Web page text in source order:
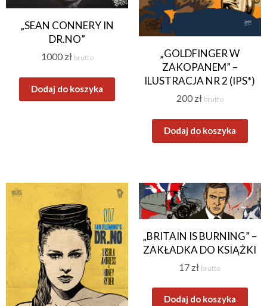
„SEAN CONNERY IN
DR.NO”
1000 zł brutto
Dodaj do koszyka
„GOLDFINGER W
ZAKOPANEM” –
ILUSTRACJA NR 2 (IPS*)
200 zł brutto
Dodaj do koszyka
„BRITAIN IS BURNING” –
ZAKŁADKA DO KSIĄŻKI
17 zł brutto
Dodaj do koszyka